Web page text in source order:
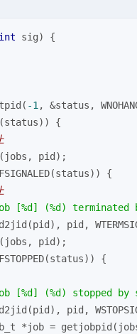
int sig)
{
-1 , &status,
{
pid);
{
[%d] (%d) terminated
pid,
pid);
{
[%d] (%d) stopped by
pid,
*job =